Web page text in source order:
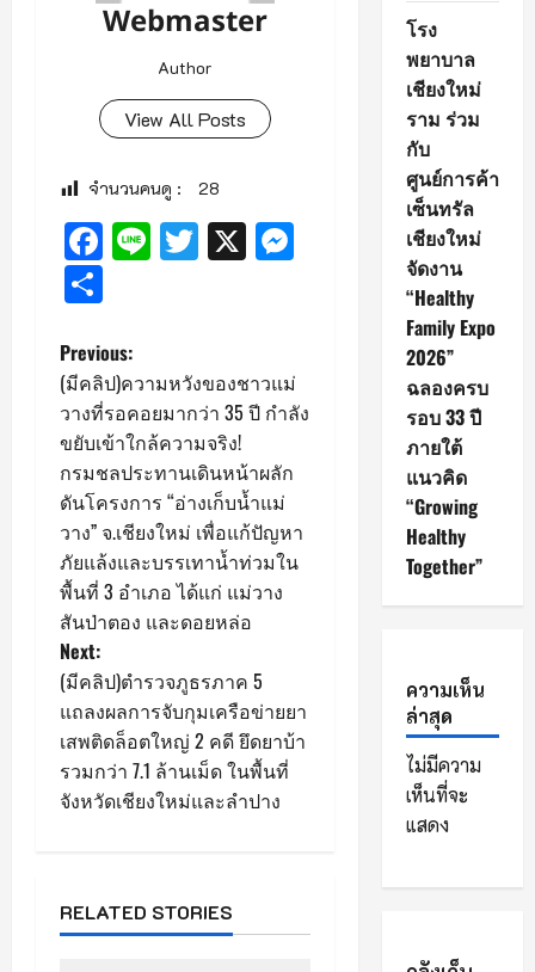
Webmaster
Author
View All Posts
จำนวนคนดู : 28
Facebook
LineTwitter
X
Messenger
P
o
s
t
n
a
v
i
g
a
i
Previous:
(มีคลิป)ความหวังของชาวแม่
วางที่รอคอยมากว่า 35 ปี กำลัง
ขยับเข้าใกล้ความจริง!
กรมชลประทานเดินหน้าผลัก
ดันโครงการ “อ่างเก็บน้ำแม่
วาง” จ.เชียงใหม่ เพื่อแก้ปัญหา
ภัยแล้งและบรรเทาน้ำท่วมใน
พื้นที่ 3 อำเภอ ได้แก่ แม่วาง
สันป่าตอง และดอยหล่อ
Next:
(มีคลิป)ตำรวจภูธรภาค 5
แถลงผลการจับกุมเครือข่ายยา
เสพติดล็อตใหญ่ 2 คดี ยึดยาบ้า
รวมกว่า 7.1 ล้านเม็ด ในพื้นที่
จังหวัดเชียงใหม่และลำปาง
RELATED STORIES
โรง
พยาบาล
เชียงใหม่
ราม ร่วม
กับ
ศูนย์การค้า
เซ็นทรัล
เชียงใหม่
จัดงาน
“Healthy
Family Expo
2026”
ฉลองครบ
รอบ 33 ปี
ภายใต้
แนวคิด
“Growing
Healthy
Together”
ความเห็น
ล่าสุด
ไม่มีความ
เห็นที่จะ
แสดง